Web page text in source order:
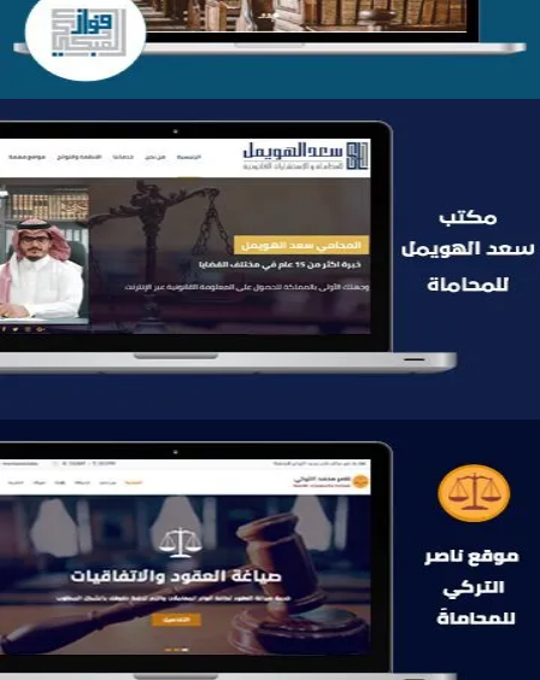
موقع سعد الهويمل للمحاماة
التفاصيل
موقع ناصر التركي للمحاماة
التفاصيل